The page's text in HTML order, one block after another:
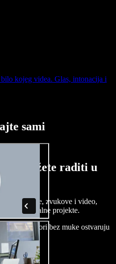
kojeg videa. Glas, intonacija i
sami
što možete raditi u
slike, zvukove i video,
audio-vizualne projekte.
autori bez muke ostvaruju